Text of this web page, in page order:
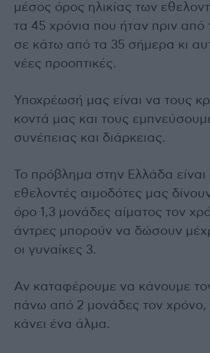
μέσος όρος ηλικίας των
τα 45 χρόνια που ήταν πριν από
σε κάτω από τα 35 σήμερα κι
νέες προοπτικές.
Υποχρέωσή μας είναι να τους
κοντά μας και τους
συνέπειας και διάρκειας.
Το πρόβλημα στην Ελλάδα είναι
εθελοντές αιμοδότες μας
όρο 1,3 μονάδες αίματος τον
άντρες μπορούν να δώσουν
οι γυναίκες 3.
Αν καταφέρουμε να κάνουμε
πάνω από 2 μονάδες τον χρόνο,
κάνει ένα άλμα.